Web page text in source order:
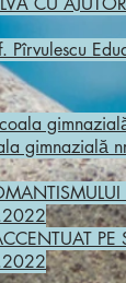
Pîrvulescu